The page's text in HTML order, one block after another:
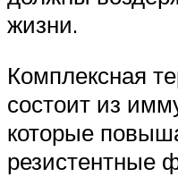
жизни.
Комплексная
состоит из
которые
резистентные